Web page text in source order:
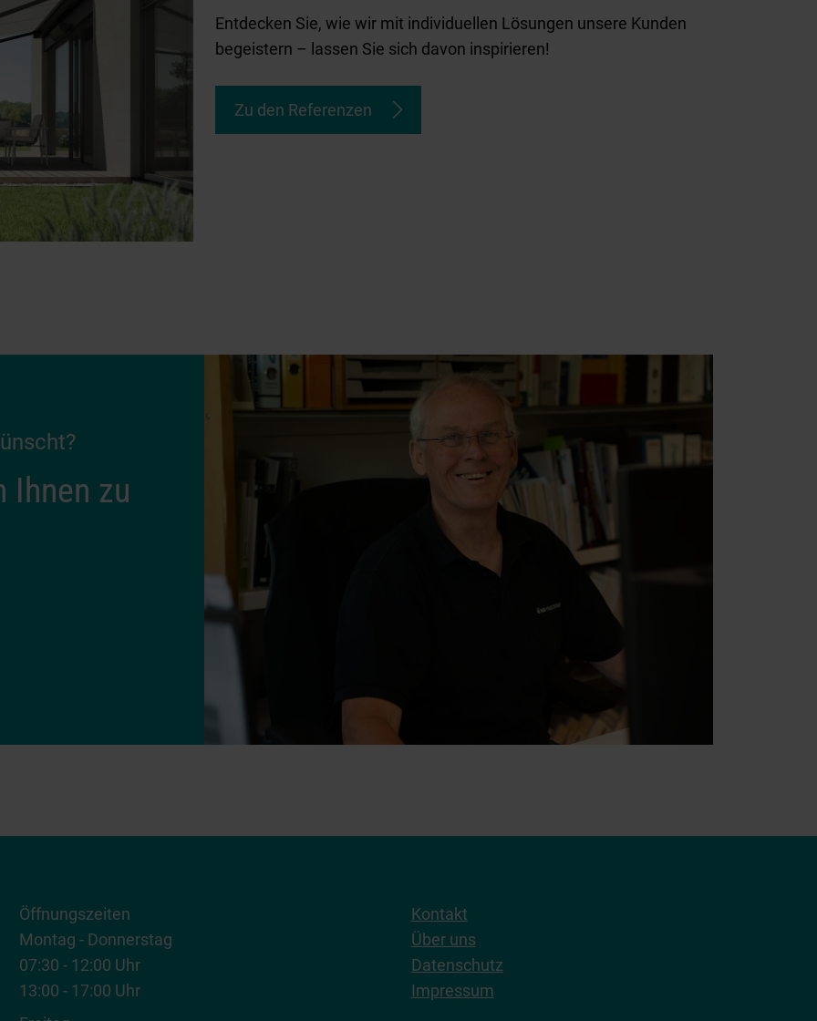
Entdecken Sie, wie wir mit individuellen Lösungen unsere Kunden
begeistern – lassen Sie sich davon inspirieren!
Zu den Referenzen
Ihnen zu
Öffnungszeiten
Montag - Donnerstag
07:30 - 12:00 Uhr
13:00 - 17:00 Uhr
Kontakt
Über uns
Datenschutz
Impressum